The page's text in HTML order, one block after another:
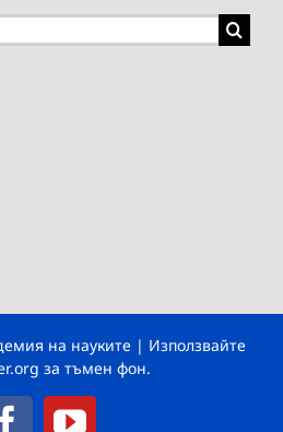
на науките | Използвайте
за тъмен фон.